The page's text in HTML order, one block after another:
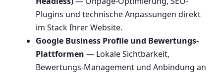
Plugins und technische Anpassungen direkt
im Stack Ihrer Website.
Google Business Profile und Bewertungs-
Plattformen — Lokale Sichtbarkeit,
Bewertungs-Management und Anbindung an